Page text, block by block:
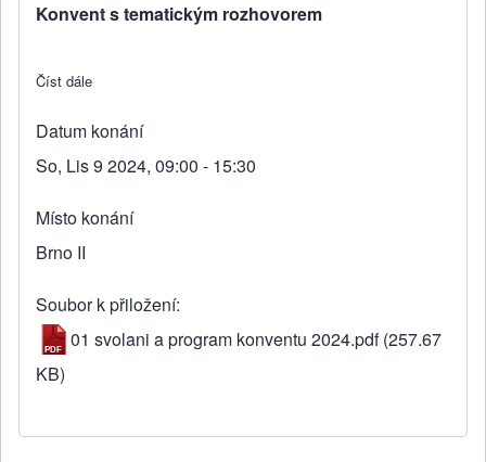
Konvent s tematickým rozhovorem
Číst dále
Datum konání
So, Lis 9 2024, 09:00 - 15:30
Místo konání
Brno II
Soubor k přiložení
01 svolani a program konventu 2024.pdf (257.67
KB)